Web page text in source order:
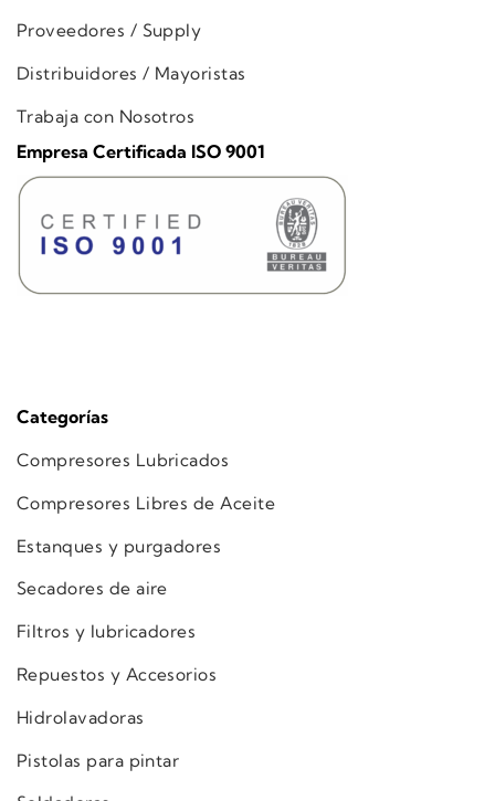
Categorías
Compresores Lubricados
Compresores Libres de Aceite
Estanques y purgadores
Secadores de aire
Filtros y lubricadores
Repuestos y Accesorios
Hidrolavadoras
Pistolas para pintar
Proveedores / Supply
Distribuidores / Mayoristas
Trabaja con Nosotros
Empresa Certificada ISO 9001